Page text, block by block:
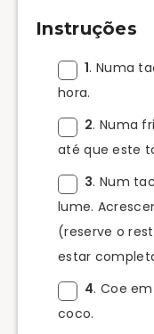
Instruções
1. Numa
hora.
2. Numa
até que este
3. Num
lume.
(reserve o
estar
4. Coe
coco.